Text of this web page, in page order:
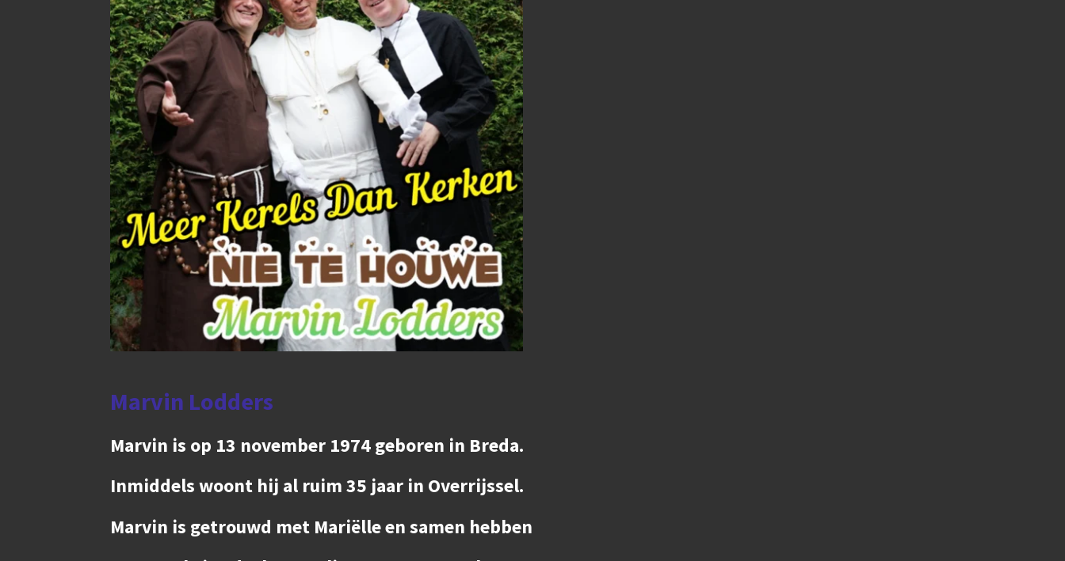
Marvin Lodders
Marvin is op 13 november 1974 geboren in Breda.
Inmiddels woont hij al ruim 35 jaar in Overrijssel.
Marvin is getrouwd met Mariëlle en samen hebben